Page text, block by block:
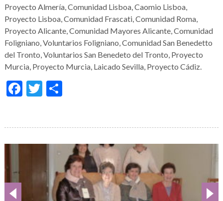
Proyecto Almería, Comunidad Lisboa, Caomio Lisboa,
Proyecto Lisboa, Comunidad Frascati, Comunidad Roma,
Proyecto Alicante, Comunidad Mayores Alicante, Comunidad
Foligniano, Voluntarios Foligniano, Comunidad San Benedetto
del Tronto, Voluntarios San Benedeto del Tronto, Proyecto
Murcia, Proyecto Murcia, Laicado Sevilla, Proyecto Cádiz.
Facebook
Twitter
Condividi
de